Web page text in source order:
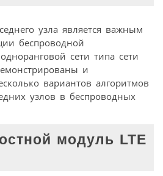
узла является важным
беспроводной
сети типа сети
и
вариантов алгоритмов
узлов в беспроводных
модуль LTE